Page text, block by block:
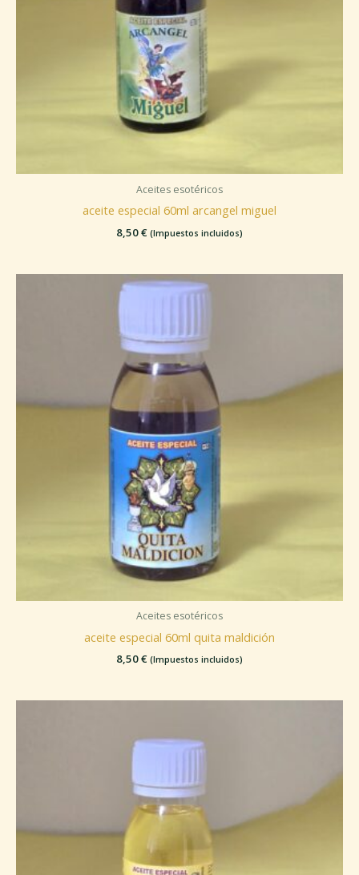
Aceites esotéricos
aceite especial 60ml arcangel miguel
8,50€ (Impuestos incluidos)
Aceites esotéricos
aceite especial 60ml quita maldición
8,50€ (Impuestos incluidos)